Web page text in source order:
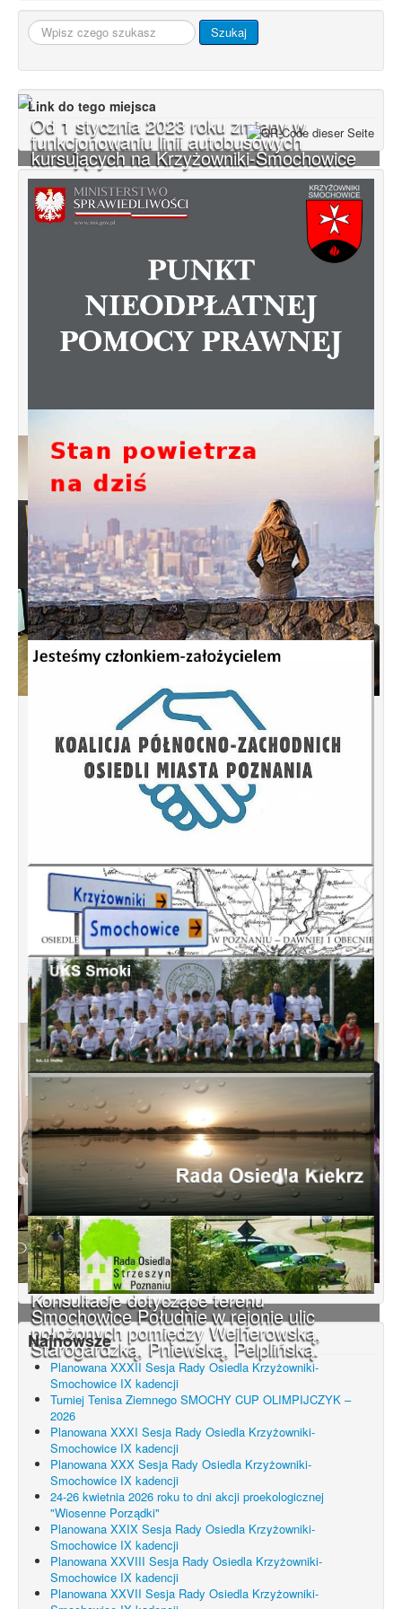
Od 1 stycznia 2023 roku zmiany w
funkcjonowaniu linii autobusowych
kursujących na Krzyżowniki-Smochowice
Spotkanie informacyjne w sprawie
budowy ulic Łebska, Łagowska,
Kociewska, Żukowska
Konsultacje dotyczące terenu
Smochowice Południe w rejonie ulic
położonych pomiędzy Wejherowską,
Starogardzką, Pniewską, Pelplińską.
Szukaj... Szukaj
Link do tego miejsca
Najnowsze
Planowana XXXII Sesja Rady Osiedla Krzyżowniki-
Smochowice IX kadencji
Turniej Tenisa Ziemnego SMOCHY CUP OLIMPIJCZYK –
2026
Planowana XXXI Sesja Rady Osiedla Krzyżowniki-
Smochowice IX kadencji
Planowana XXX Sesja Rady Osiedla Krzyżowniki-
Smochowice IX kadencji
24-26 kwietnia 2026 roku to dni akcji proekologicznej
"Wiosenne Porządki"
Planowana XXIX Sesja Rady Osiedla Krzyżowniki-
Smochowice IX kadencji
Planowana XXVIII Sesja Rady Osiedla Krzyżowniki-
Smochowice IX kadencji
Planowana XXVII Sesja Rady Osiedla Krzyżowniki-